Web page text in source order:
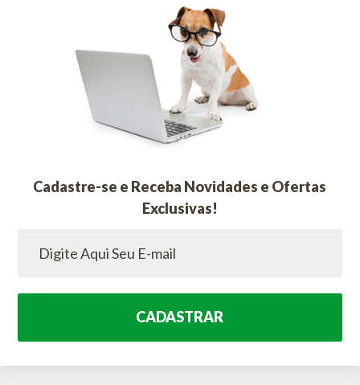
Cadastre-se e Receba Novidades e Ofertas
Exclusivas!
CADASTRAR